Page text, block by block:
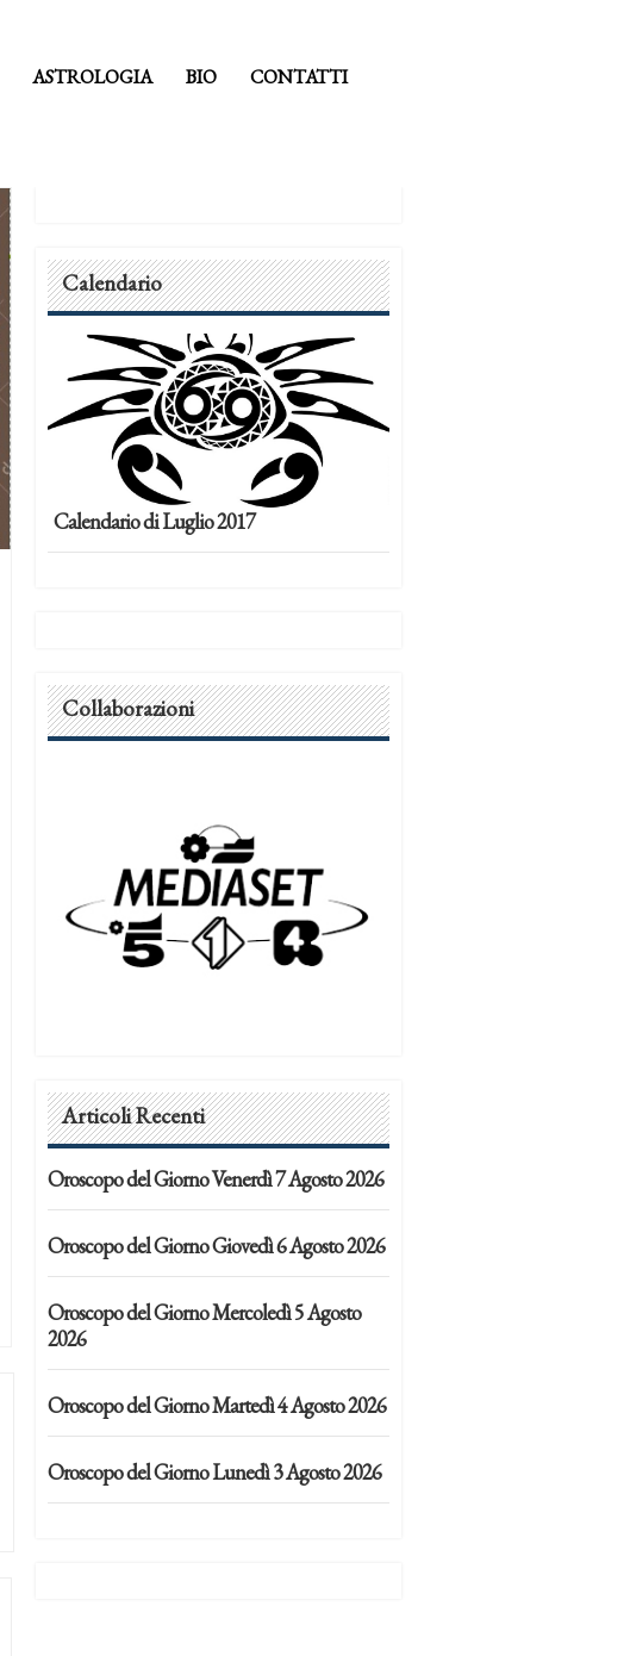
ASTROLOGIA BIO CONTATTI
Calendario
Calendario di Luglio 2017
Collaborazioni
Articoli Recenti
Oroscopo del Giorno Venerdì 7 Agosto 2026
Oroscopo del Giorno Giovedì 6 Agosto 2026
Oroscopo del Giorno Mercoledì 5 Agosto
2026
Oroscopo del Giorno Martedì 4 Agosto 2026
Oroscopo del Giorno Lunedì 3 Agosto 2026